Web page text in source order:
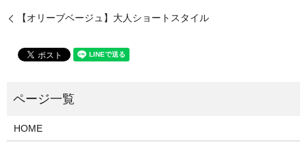
【オリーブベージュ】大人ショートスタイル
HOME